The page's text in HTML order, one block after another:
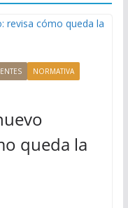
NORMATIVA
queda la